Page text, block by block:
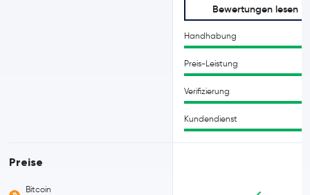
Preise
Bitcoin
Bewertungen lesen
Handhabung
Preis-Leistung
Verifizierung
Kundendienst